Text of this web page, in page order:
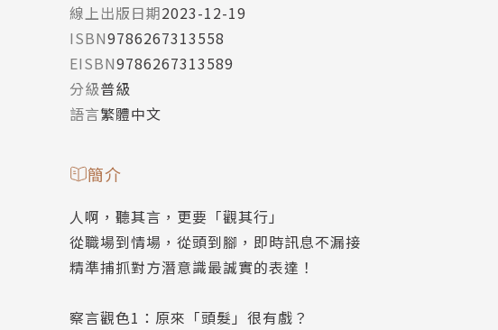
線上出版日期2023-12-19
ISBN9786267313558
EISBN9786267313589
分級普級
語言繁體中文
簡介
人啊，聽其言，更要「觀其行」
從職場到情場，從頭到腳，即時訊息不漏接
精準捕抓對方潛意識最誠實的表達！
察言觀色1：原來「頭髮」很有戲？